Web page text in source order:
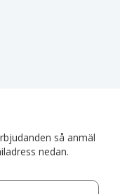
så anmäl
nedan.